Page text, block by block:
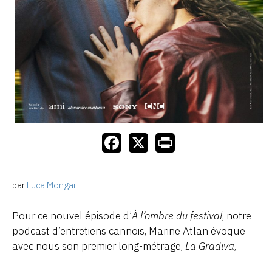
par Luca Mongai
Pour ce nouvel épisode d’À l’ombre du festival, notre
podcast d’entretiens cannois, Marine Atlan évoque
avec nous son premier long-métrage, La Gradiva,